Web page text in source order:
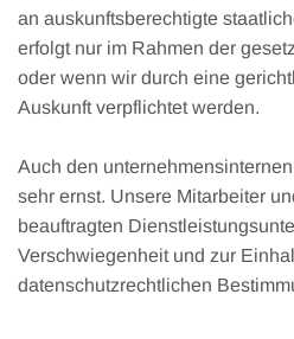
an auskunftsberechtigte
erfolgt nur im Rahmen der
oder wenn wir durch eine
Auskunft verpflichtet werden.
Auch den
sehr ernst. Unsere Mitarbeiter
beauftragten
Verschwiegenheit und zur
datenschutzrechtlichen